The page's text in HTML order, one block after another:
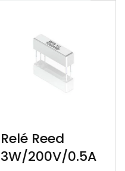
Relé Reed
3W/200V/0.5A